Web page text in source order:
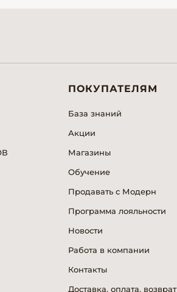
ПОКУПАТЕЛЯМ
База знаний
Акции
Магазины
Обучение
Продавать с Модерн
Программа лояльности
Новости
Работа в компании
Контакты
Доставка, оплата, возврат